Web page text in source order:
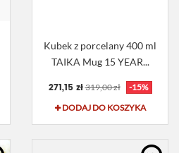
Kubek z porcelany 400 ml
TAIKA Mug 15 YEAR...
271,15 zł 319,00 zł
-15%
DODAJ DO KOSZYKA